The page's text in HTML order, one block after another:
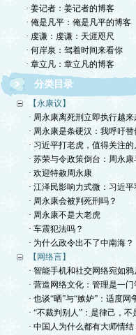
· 姜记者：姜记者的博客
· 俺是凡平：俺是凡平的博客
· 虔谦：虔谦：天涯咫尺
· 何岸泉：驾着时间来看你
· 章立凡：章立凡的博客
分类目录
【永康议】
· 周永康离死刑立即执行越来
· 周永康是条硬汉：我呼吁替
· 习近平打老虎，值得关注的
· 苏荣与令政策倒台：周永
· 欢迎特赦周永康
· 江泽民影响力式微：习近
· 周永康会被判死刑吗？
· 周永康不是大老虎
· 车震犯法吗？
· 为什么政令出不了中南海？
【网络言】
· 智能手机和社交网络宛如鸦
· 营造网络文化：管理是一门
· 也谈“晒”与“嫉妒”：适度网
· “不裁判别人”：是律己，不
· 中国人为什么都有大师情结